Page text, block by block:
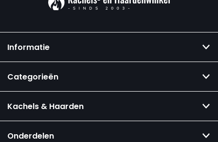
Informatie
Categorieën
Kachels & Haarden
Onderdelen